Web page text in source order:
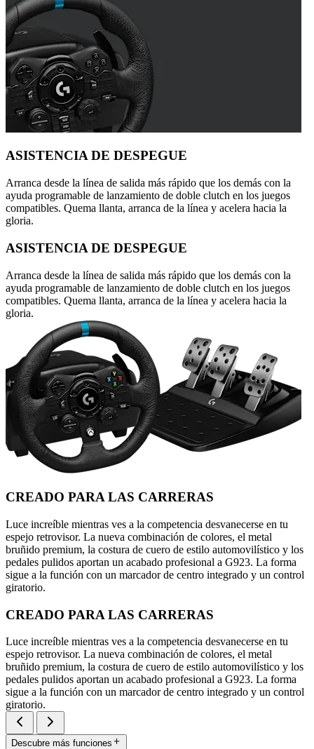
ASISTENCIA DE DESPEGUE
Arranca desde la línea de salida más rápido que los demás con la
ayuda programable de lanzamiento de doble clutch en los juegos
compatibles. Quema llanta, arranca de la línea y acelera hacia la
gloria.
ASISTENCIA DE DESPEGUE
Arranca desde la línea de salida más rápido que los demás con la
ayuda programable de lanzamiento de doble clutch en los juegos
compatibles. Quema llanta, arranca de la línea y acelera hacia la
gloria.
CREADO PARA LAS CARRERAS
Luce increíble mientras ves a la competencia desvanecerse en tu
espejo retrovisor. La nueva combinación de colores, el metal
bruñido premium, la costura de cuero de estilo automovilístico y los
pedales pulidos aportan un acabado profesional a G923. La forma
sigue a la función con un marcador de centro integrado y un control
giratorio.
CREADO PARA LAS CARRERAS
Luce increíble mientras ves a la competencia desvanecerse en tu
espejo retrovisor. La nueva combinación de colores, el metal
bruñido premium, la costura de cuero de estilo automovilístico y los
pedales pulidos aportan un acabado profesional a G923. La forma
sigue a la función con un marcador de centro integrado y un control
giratorio.
Descubre más funciones